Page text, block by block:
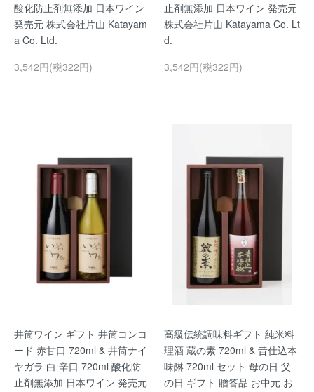
酸化防止剤無添加 日本ワイン
発売元 株式会社片山 Katayam
a Co. Ltd.
3,542円(税322円)
止剤無添加 日本ワイン 発売元
株式会社片山 Katayama Co. Lt
d.
3,542円(税322円)
井筒ワイン ギフト 井筒コンコ
ード 赤甘口 720ml & 井筒ナイ
ヤガラ 白 辛口 720ml 酸化防
止剤無添加 日本ワイン 発売元
高級伝統調味料ギフト 純米料
理酒 蔵の素 720ml & 昔仕込本
味醂 720ml セット 母の日 父
の日 ギフト 贈答品 お中元 お